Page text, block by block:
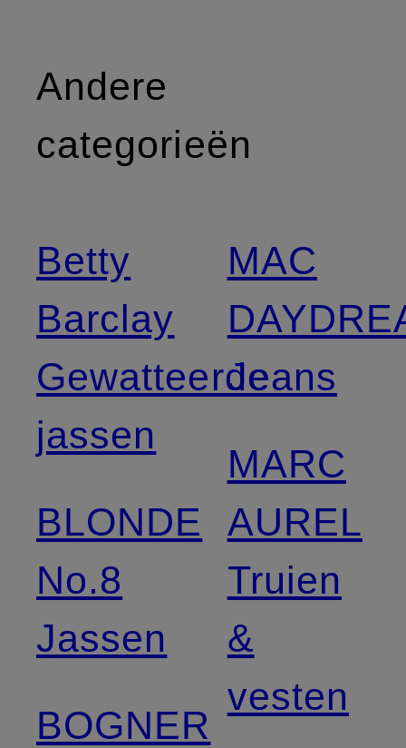
Andere
categorieën
Betty
Barclay
Gewatteerde
jassen
BLONDE
No.8
Jassen
BOGNER
MAC
Jeans
MARC
AUREL
Truien
&
vesten